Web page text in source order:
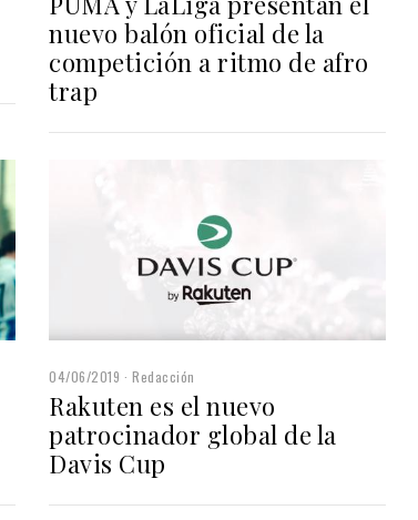
nuevo balón oficial de la
competición a ritmo de afro
trap
04/06/2019 Redacción
Rakuten es el nuevo
patrocinador global de la
Davis Cup